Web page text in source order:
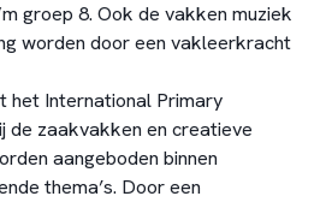
groep 8. Ook de vakken muziek
worden door een vakleerkracht
het International Primary
de zaakvakken en creatieve
aangeboden binnen
thema’s. Door een